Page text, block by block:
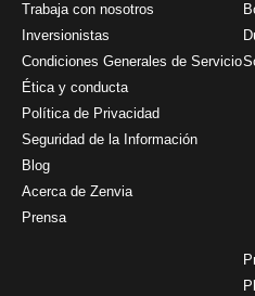
Trabaja con nosotros
Inversionistas
Condiciones Generales de Servicio
Ética y conducta
Política de Privacidad
Seguridad de la Información
Blog
Acerca de Zenvia
Prensa